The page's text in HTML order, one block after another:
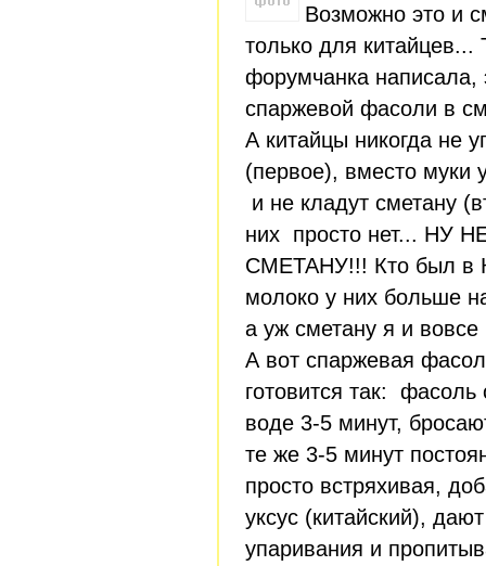
Возможно это и
только для китайцев...
форумчанка написала,
спаржевой фасоли в
А китайцы никогда не
(первое), вместо муки
и не кладут сметану
них просто нет... НУ
СМЕТАНУ!!! Кто был в
молоко у них больше
а уж сметану я и вовсе
А вот спаржевая
готовится так:
воде 3-5 минут,
те же 3-5 минут
просто встряхивая,
уксус (китайский),
упаривания и